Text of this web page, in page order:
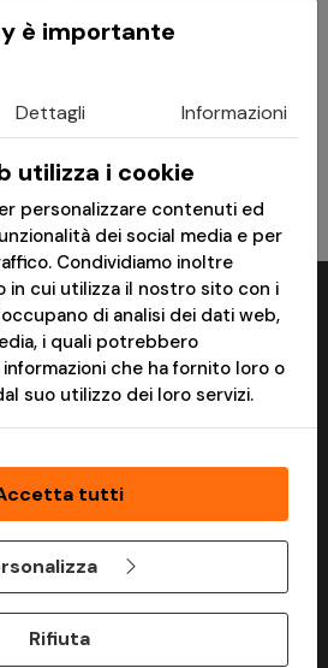
Navy Blue - Pentagon
Disponibile
su ModaMilitare?
vuoi
Spedizioni espresse in tutta
Italia in 24/48 ore, GRATIS
sopra 99,00€ di ordine.
Spediamo anche in Europa.
è importante
Dettagli Informazioni
utilizza i cookie
personalizzare contenuti ed
dei social media e per
Condividiamo inoltre
in cui utilizza il nostro sito con i
di analisi dei dati web,
i quali potrebbero
che ha fornito loro o
suo utilizzo dei loro servizi.
tutti
Rifiuta